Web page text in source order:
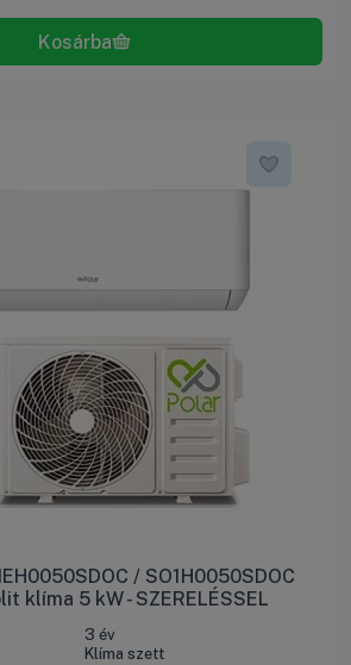
/ SO1H0050SDOC
klíma 5 kW - SZERELÉSSEL
3 év
Klíma szett